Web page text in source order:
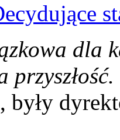
dla
przyszłość.
były